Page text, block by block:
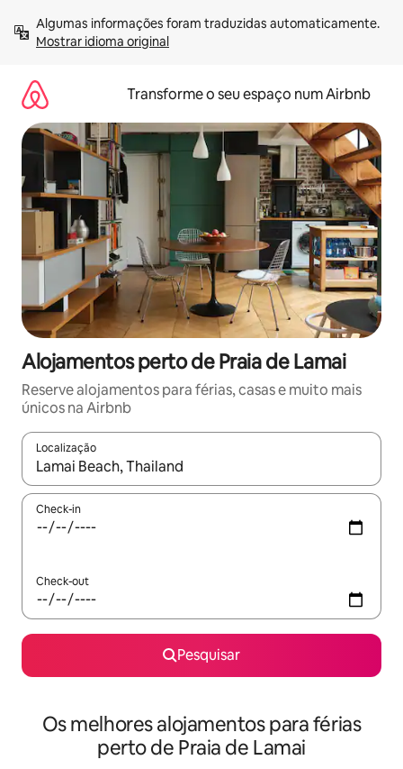
para
Mostrar idioma original
Transforme o seu espaço num Airbnb
Alojamentos perto de Praia de Lamai
Reserve alojamentos para férias, casas e muito mais
únicos na Airbnb
Localização
Quando os resultados estiverem disponíveis, navegue com
Check-in
Check-out
Pesquisar
Os melhores alojamentos para férias
perto de Praia de Lamai